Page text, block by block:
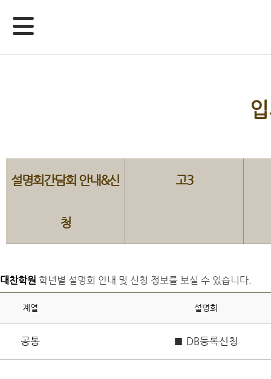
설명회간담회 안내&신
청
고3
대찬학원 학년별 설명회 안내 및 신청 정보를 보실 수 있습니다.
계열 설명회
공통 ■ DB등록신청